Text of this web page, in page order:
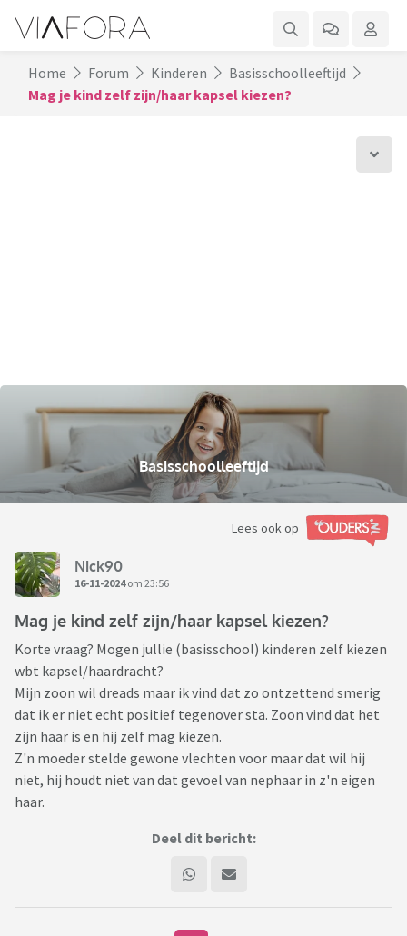
Home Forum Kinderen
Basisschoolleeftijd
Mag je kind zelf zijn/haar kapsel kiezen?
Basisschoolleeftijd
Lees ook op
Nick90
16-11-2024om 23:56
Mag je kind zelf zijn/haar kapsel kiezen?
Korte vraag? Mogen jullie (basisschool) kinderen zelf kiezen
wbt kapsel/haardracht?
Mijn zoon wil dreads maar ik vind dat zo ontzettend smerig
dat ik er niet echt positief tegenover sta. Zoon vind dat het
zijn haar is en hij zelf mag kiezen.
Z'n moeder stelde gewone vlechten voor maar dat wil hij
niet, hij houdt niet van dat gevoel van nephaar in z'n eigen
haar.
Deel dit bericht: